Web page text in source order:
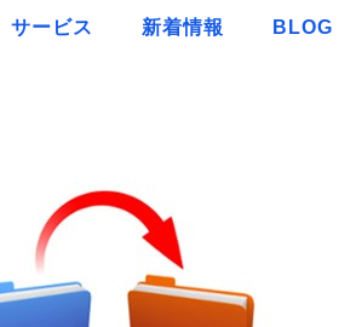
サービス 新着情報 BLOG